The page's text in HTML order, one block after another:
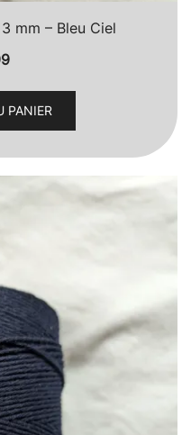
mm – Bleu Ciel
PANIER